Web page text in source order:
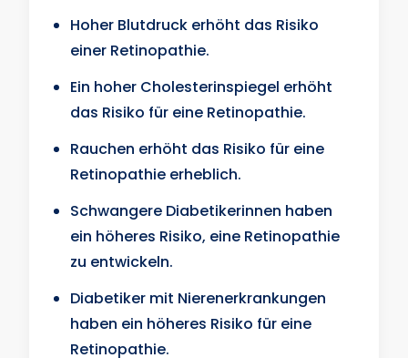
Hoher Blutdruck erhöht das Risiko
einer Retinopathie.
Ein hoher Cholesterinspiegel erhöht
das Risiko für eine Retinopathie.
Rauchen erhöht das Risiko für eine
Retinopathie erheblich.
Schwangere Diabetikerinnen haben
ein höheres Risiko, eine Retinopathie
zu entwickeln.
Diabetiker mit Nierenerkrankungen
haben ein höheres Risiko für eine
Retinopathie.